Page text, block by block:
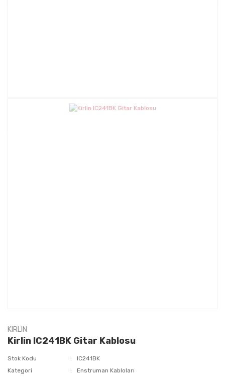
KIRLIN
Kirlin IC241BK Gitar Kablosu
Stok Kodu
IC241BK
Kategori
Enstruman Kabloları